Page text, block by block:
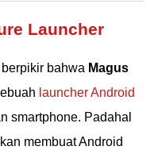
Launcher
bahwa Magus
launcher Android
smartphone. Padahal
membuat Android